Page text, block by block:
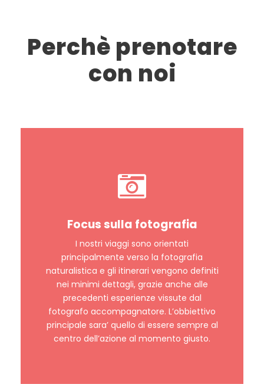
Perchè prenotare
con noi
Focus sulla fotografia
I nostri viaggi sono orientati
principalmente verso la fotografia
naturalistica e gli itinerari vengono definiti
nei minimi dettagli, grazie anche alle
precedenti esperienze vissute dal
fotografo accompagnatore. L’obbiettivo
principale sara’ quello di essere sempre al
centro dell’azione al momento giusto.